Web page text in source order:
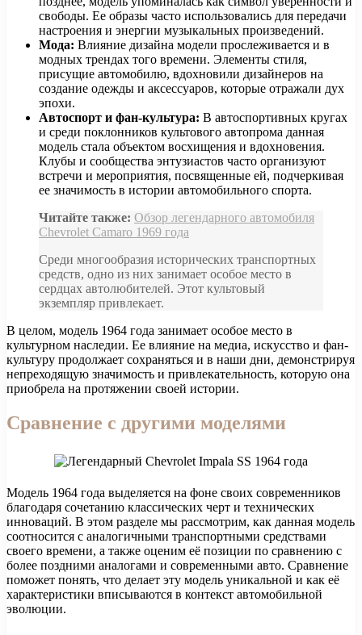
свободы. Ее образы часто использовались для передачи
настроения и энергии музыкальных произведений.
Мода: Влияние дизайна модели прослеживается и в
модных трендах того времени. Элементы стиля,
присущие автомобилю, вдохновили дизайнеров на
создание одежды и аксессуаров, которые отражали дух
эпохи.
Автоспорт и фан-культура: В автоспортивных кругах
и среди поклонников культового автопрома данная
модель стала объектом восхищения и вдохновения.
Клубы и сообщества энтузиастов часто организуют
встречи и мероприятия, посвященные ей, подчеркивая
ее значимость в истории автомобильного спорта.
Читайте также: Обзор легендарного автомобиля
Chevrolet Camaro 1969 года
Среди многообразия исторических транспортных
средств, одно из них занимает особое место в
сердцах автолюбителей. Этот культовый
экземпляр привлекает.
В целом, модель 1964 года занимает особое место в
культурном наследии. Ее влияние на медиа, искусство и фан-
культуру продолжает сохраняться и в наши дни, демонстрируя
непреходящую значимость и привлекательность, которую она
приобрела на протяжении своей истории.
Сравнение с другими моделями
Модель 1964 года выделяется на фоне своих современников
благодаря сочетанию классических черт и технических
инноваций. В этом разделе мы рассмотрим, как данная модель
соотносится с аналогичными транспортными средствами
своего времени, а также оценим её позиции по сравнению с
более поздними аналогами и современными авто. Сравнение
поможет понять, что делает эту модель уникальной и как её
характеристики вписываются в контекст автомобильной
эволюции.